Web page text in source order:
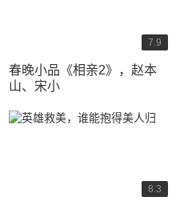
7.9
春晚小品《相亲2》，赵本
山、宋小
8.3